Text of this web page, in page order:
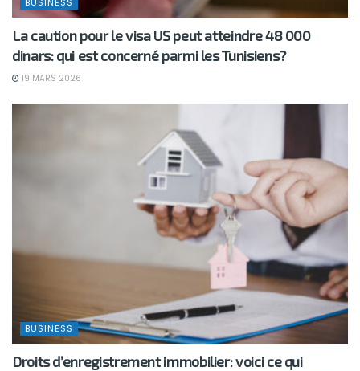
BUSINESS
La caution pour le visa US peut atteindre 48 000
dinars: qui est concerné parmi les Tunisiens?
19 MARS 2026
BUSINESS
Droits d’enregistrement immobilier: voici ce qui